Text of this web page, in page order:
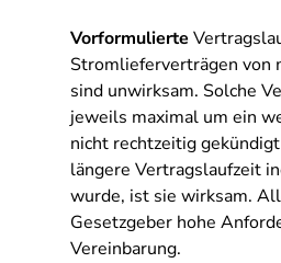
Vorformulierte
Stromlieferverträgen von
sind unwirksam. Solche
jeweils maximal um ein
nicht rechtzeitig
längere Vertragslaufzeit
wurde, ist sie wirksam.
Gesetzgeber hohe
Vereinbarung.